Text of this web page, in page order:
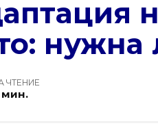
нужна
ЧТЕНИЕ
мин.